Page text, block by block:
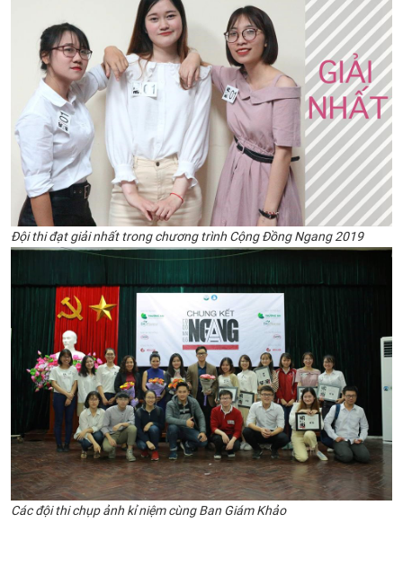
​Đội thi đạt giải nhất trong chương trình Cộng Đồng Ngang 2019
​Các đội thi chụp ảnh kỉ niệm cùng Ban Giám Khảo